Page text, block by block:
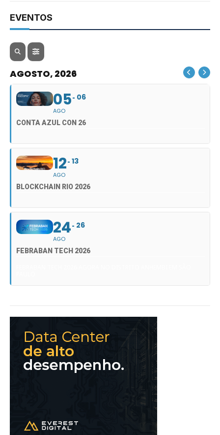
EVENTOS
AGOSTO, 2026
05
AGO
06
CONTA AZUL CON 26
12
AGO
13
BLOCKCHAIN RIO 2026
24
AGO
26
FEBRABAN TECH 2026